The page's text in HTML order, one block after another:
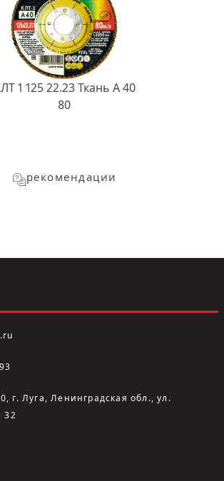
1 125 22.23 Ткань A 40
80
рекомендации
г. Луга, Ленинградская обл., ул.
32